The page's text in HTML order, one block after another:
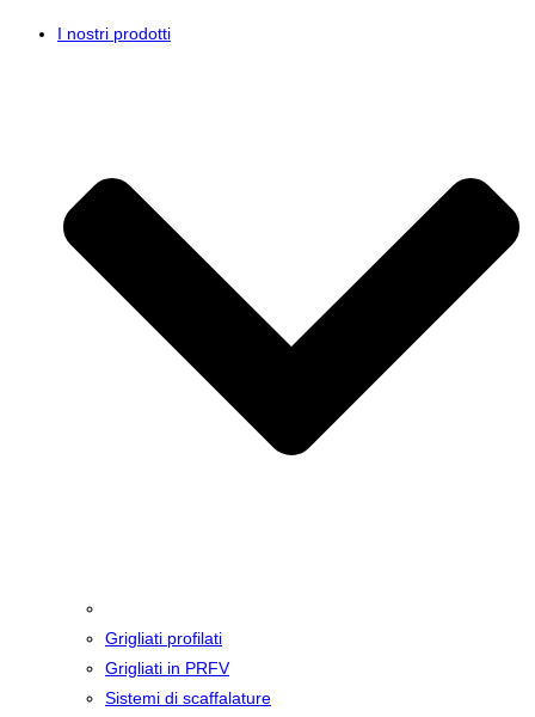
I nostri prodotti
Grigliati profilati
Grigliati in PRFV
Sistemi di scaffalature